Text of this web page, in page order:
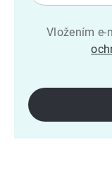
Vložením e-